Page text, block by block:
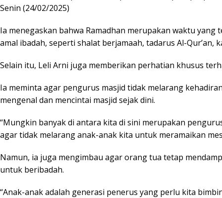
Senin (24/02/2025)
Ia menegaskan bahwa Ramadhan merupakan waktu
amal ibadah, seperti shalat berjamaah, tadarus Al-Qur’an,
Selain itu, Leli Arni juga memberikan perhatian khusus
Ia meminta agar pengurus masjid tidak melarang
mengenal dan mencintai masjid sejak dini.
“Mungkin banyak di antara kita di sini merupakan
agar tidak melarang anak-anak kita untuk meramaikan
Namun, ia juga mengimbau agar orang tua tetap
untuk beribadah.
“Anak-anak adalah generasi penerus yang perlu kita